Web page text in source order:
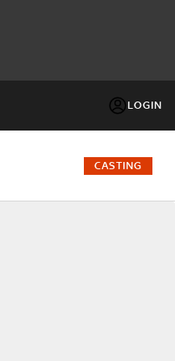
LOGIN
FACTOR
CASTING